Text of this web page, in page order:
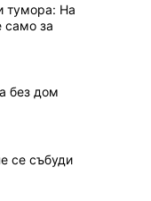
тумора: На
само за
без дом
се събуди